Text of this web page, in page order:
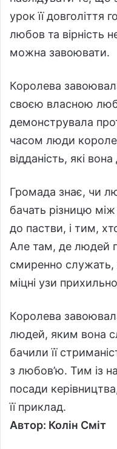
урок її довголіття
любов та вірність
можна завоювати.
Королева
своєю власною
демонструвала
часом люди
відданість, які
Громада знає, чи
бачать різницю
до пастви, і тим,
Але там, де людей
смиренно
міцні узи
Королева
людей, яким вона
бачили її
з любов’ю. Тим із
посади
її приклад.
Автор: Колін Сміт